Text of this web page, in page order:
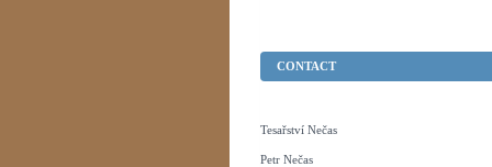
CONTACT
Tesařství Nečas
Petr Nečas